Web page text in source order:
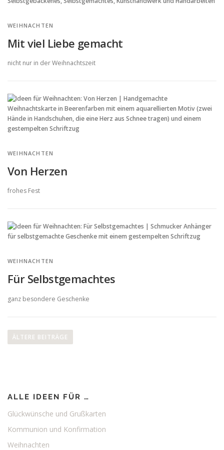
WEIHNACHTEN
Mit viel Liebe gemacht
nicht nur in der Weihnachtszeit
WEIHNACHTEN
Von Herzen
frohes Fest
WEIHNACHTEN
Für Selbstgemachtes
ganz besondere Geschenke
e
g
s
n
a
ÄLTERE BEITRÄGE
ALLE IDEEN FÜR …
Glückwünsche und Grußkarten
Kommunion und Konfirmation
Weihnachten